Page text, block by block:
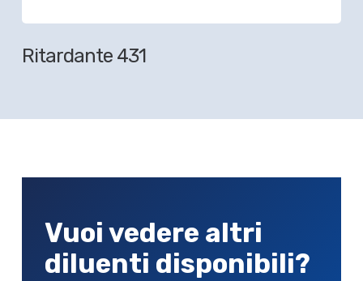
Ritardante 431
Vuoi vedere altri
diluenti disponibili?